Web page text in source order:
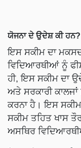
ਯੋਜਨਾ ਦੇ ਉਦੇਸ਼ ਕੀ ਹਨ?
ਇਸ ਸਕੀਮ ਦਾ
ਵਿਦਿਆਰਥੀਆਂ ਨੂੰ
ਹੀ, ਇਸ ਸਕੀਮ ਦਾ
ਅਤੇ ਸਰਕਾਰੀ
ਕਰਨਾ ਹੈ। ਇਸ
ਸਕੀਮ ਤਹਿਤ ਖਾਸ
ਅਸਥਿਰ